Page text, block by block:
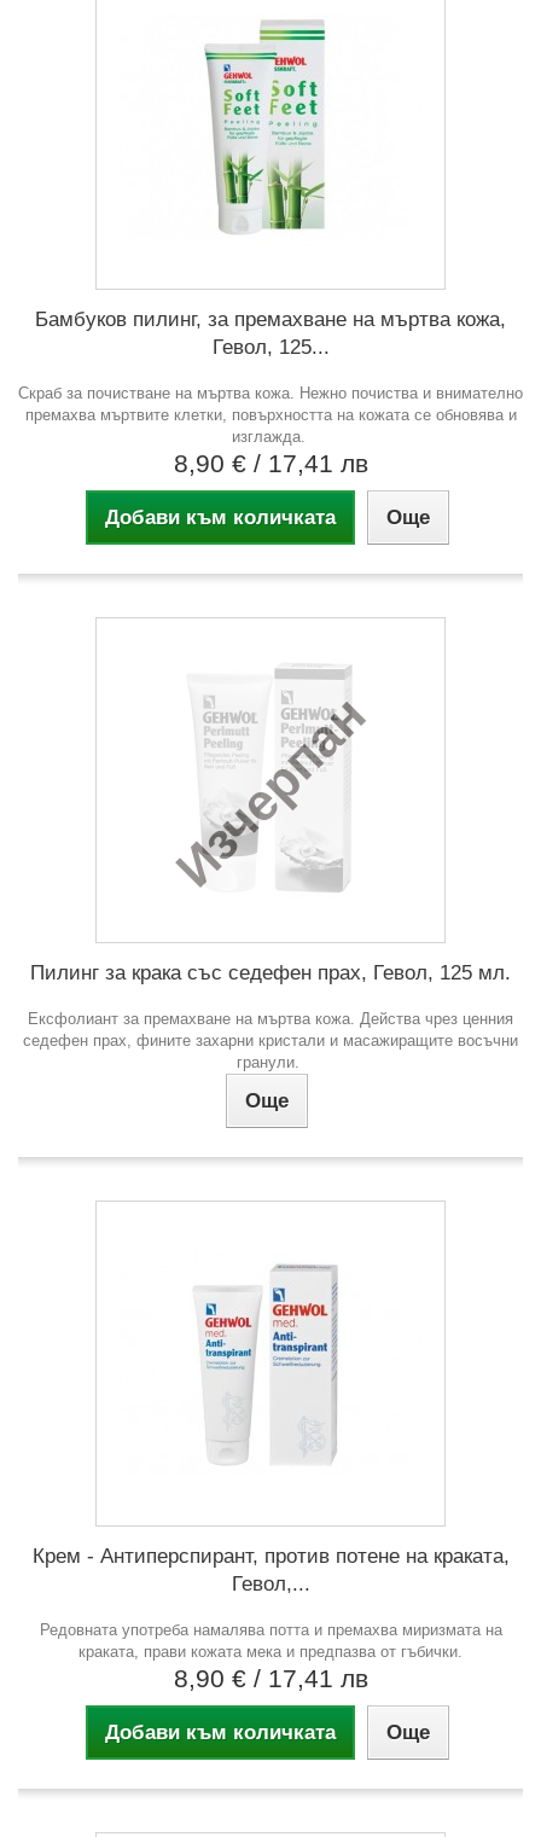
Бамбуков пилинг, за премахване на мъртва кожа,
Гевол, 125...
Скраб за почистване на мъртва кожа. Нежно почиства и внимателно
премахва мъртвите клетки, повърхността на кожата се обновява и
изглажда.
8,90 € / 17,41 лв
Добави към количката Още
Изчерпан
Пилинг за крака със седефен прах, Гевол, 125 мл.
Ексфолиант за премахване на мъртва кожа. Действа чрез ценния
седефен прах, фините захарни кристали и масажиращите восъчни
гранули.
Още
Крем - Антиперспирант, против потене на краката,
Гевол,...
Редовната употреба намалява потта и премахва миризмата на
краката, прави кожата мека и предпазва от гъбички.
8,90 € / 17,41 лв
Добави към количката Още